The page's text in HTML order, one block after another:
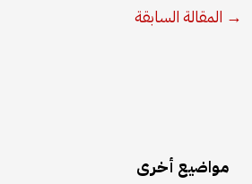
→ المقالة السابقة
مواضيع أخرى